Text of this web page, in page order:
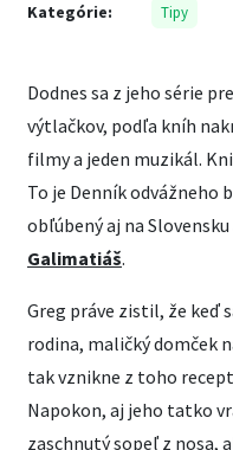
Kategórie: Tipy
Dodnes sa z jeho série
výtlačkov, podľa kníh
filmy a jeden muzikál.
To je Denník odvážneho
obľúbený aj na
Galimatiáš.
Greg práve zistil, že keď
rodina, maličký domček
tak vznikne z toho
Napokon, aj jeho tatko
zaschnutý sopeľ z nosa,